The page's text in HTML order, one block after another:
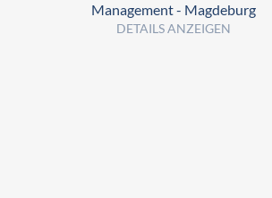
Management - Magdeburg
DETAILS ANZEIGEN